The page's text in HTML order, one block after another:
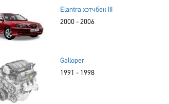
Elantra хэтчбек III
2000 - 2006
Galloper
1991 - 1998